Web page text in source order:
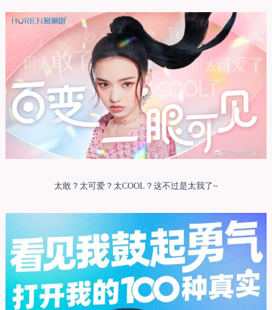
太敢？太可爱？太COOL？这不过是太我了~